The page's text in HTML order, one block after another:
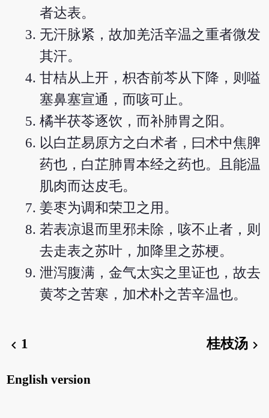
者达表。
无汗脉紧，故加羌活辛温之重者微发
其汗。
甘桔从上开，枳杏前芩从下降，则嗌
塞鼻塞宣通，而咳可止。
橘半茯苓逐饮，而补肺胃之阳。
以白芷易原方之白术者，曰术中焦脾
药也，白芷肺胃本经之药也。且能温
肌肉而达皮毛。
姜枣为调和荣卫之用。
若表凉退而里邪未除，咳不止者，则
去走表之苏叶，加降里之苏梗。
泄泻腹满，金气太实之里证也，故去
黄芩之苦寒，加术朴之苦辛温也。
chevron_left 1 桂枝汤chevron_right
English version